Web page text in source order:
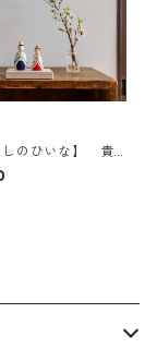
しのひいな】 貴
（裾広）〉こけ